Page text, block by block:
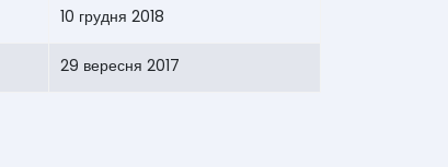
10 грудня 2018
29 вересня 2017